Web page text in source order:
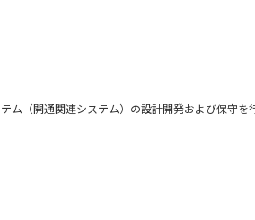
ム（開通関連システム）の設計開発および保守を
開通業務（新規／変更／解約）を安定的に実行す